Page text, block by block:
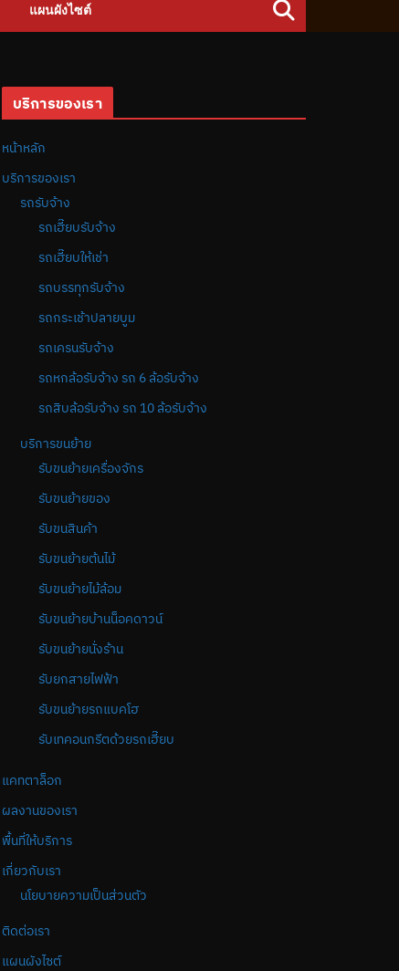
แผนผังไซต์
บริการของเรา
หน้าหลัก
บริการของเรา
รถรับจ้าง
รถเฮี๊ยบรับจ้าง
รถเฮี๊ยบให้เช่า
รถบรรทุกรับจ้าง
รถกระเช้าปลายบูม
รถเครนรับจ้าง
รถหกล้อรับจ้าง รถ 6 ล้อรับจ้าง
รถสิบล้อรับจ้าง รถ 10 ล้อรับจ้าง
บริการขนย้าย
รับขนย้ายเครื่องจักร
รับขนย้ายของ
รับขนสินค้า
รับขนย้ายต้นไม้
รับขนย้ายไม้ล้อม
รับขนย้ายบ้านน็อคดาวน์
รับขนย้ายนั่งร้าน
รับยกสายไฟฟ้า
รับขนย้ายรถแบคโฮ
รับเทคอนกรีตด้วยรถเฮี๊ยบ
แคทตาล็อก
ผลงานของเรา
พื้นที่ให้บริการ
เกี่ยวกับเรา
นโยบายความเป็นส่วนตัว
ติดต่อเรา
แผนผังไซต์